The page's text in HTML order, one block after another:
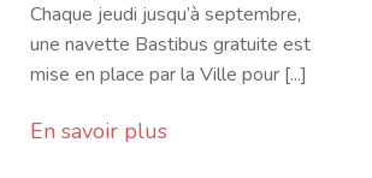
Chaque jeudi jusqu’à septembre,
une navette Bastibus gratuite est
mise en place par la Ville pour [...]
En savoir plus